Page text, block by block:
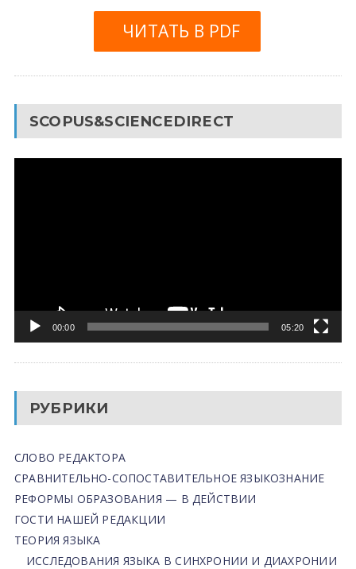
ЧИТАТЬ В PDF
SCOPUS&SCIENCEDIRECT
00:00 05:20
РУБРИКИ
СЛОВО РЕДАКТОРА
СРАВНИТЕЛЬНО-СОПОСТАВИТЕЛЬНОЕ ЯЗЫКОЗНАНИЕ
РЕФОРМЫ ОБРАЗОВАНИЯ — В ДЕЙСТВИИ
ГОСТИ НАШЕЙ РЕДАКЦИИ
ТЕОРИЯ ЯЗЫКА
ИССЛЕДОВАНИЯ ЯЗЫКА В СИНХРОНИИ И ДИАХРОНИИ